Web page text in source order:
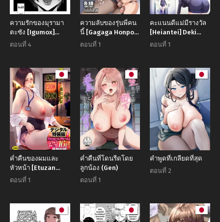
ความรักของมุรามา
ตะซัง [Igumox]
Muramata-san no
ตอนที่ 4
ความลับของรุ่นพี่คน
นี้ [Gagaga Honpo
(Gar)] What If Your
ตอนที่ 1
คะแนนดีแม่มีรางวัล
[Heiantei] Deki
Mama _Kyouiku
made
ตอนที่ 1
ค่ำคืนของผมและ
หัวหน้า [Etuzan
Jakusui] ONE ROOM
ตอนที่ 1
ค่ำคืนที่โดนรีดโดย
ลูกน้อง (Gen)
ตอนที่ 1
คำพูดที่เกลียดที่สุด
ตอนที่ 2